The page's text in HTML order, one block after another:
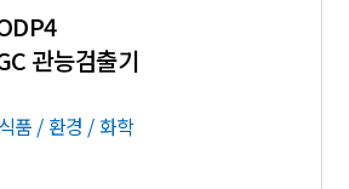
관능검출기
식품 / 환경 / 화학